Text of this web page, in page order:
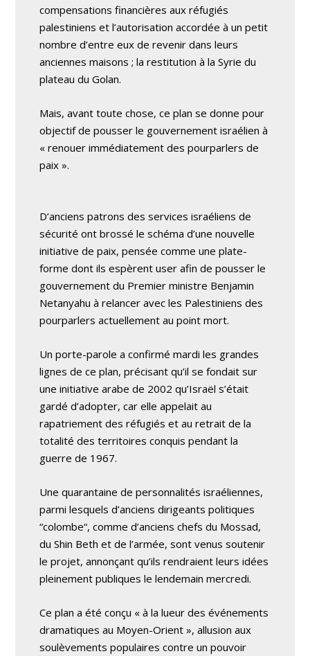
compensations financières aux réfugiés
palestiniens et l’autorisation accordée à un petit
nombre d’entre eux de revenir dans leurs
anciennes maisons ; la restitution à la Syrie du
plateau du Golan.
Mais, avant toute chose, ce plan se donne pour
objectif de pousser le gouvernement israélien à
« renouer immédiatement des pourparlers de
paix ».
D’anciens patrons des services israéliens de
sécurité ont brossé le schéma d’une nouvelle
initiative de paix, pensée comme une plate-
forme dont ils espèrent user afin de pousser le
gouvernement du Premier ministre Benjamin
Netanyahu à relancer avec les Palestiniens des
pourparlers actuellement au point mort.
Un porte-parole a confirmé mardi les grandes
lignes de ce plan, précisant qu’il se fondait sur
une initiative arabe de 2002 qu’Israël s’était
gardé d’adopter, car elle appelait au
rapatriement des réfugiés et au retrait de la
totalité des territoires conquis pendant la
guerre de 1967.
Une quarantaine de personnalités israéliennes,
parmi lesquels d’anciens dirigeants politiques
“colombe“, comme d’anciens chefs du Mossad,
du Shin Beth et de l’armée, sont venus soutenir
le projet, annonçant qu’ils rendraient leurs idées
pleinement publiques le lendemain mercredi.
Ce plan a été conçu « à la lueur des événements
dramatiques au Moyen-Orient », allusion aux
soulèvements populaires contre un pouvoir